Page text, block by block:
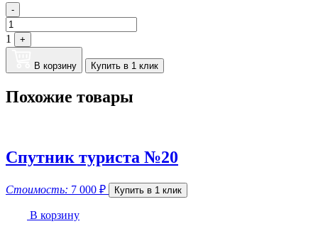
Quantity
-
1 +
В корзину Купить в 1 клик
Похожие товары
Спутник туриста №20
Стоимость: 7 000 ₽ Купить в 1 клик
В корзину